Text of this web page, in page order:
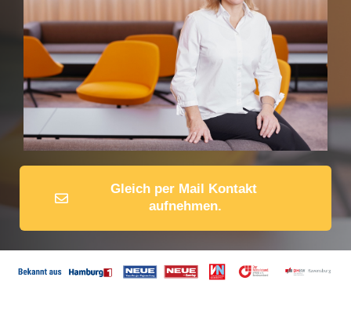
Gleich per Mail Kontakt
aufnehmen.